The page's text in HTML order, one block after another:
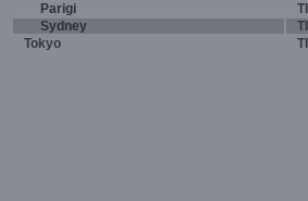
Parigi
Sydney
Tokyo